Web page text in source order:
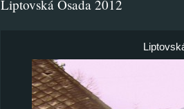
Liptovská Osada 2012